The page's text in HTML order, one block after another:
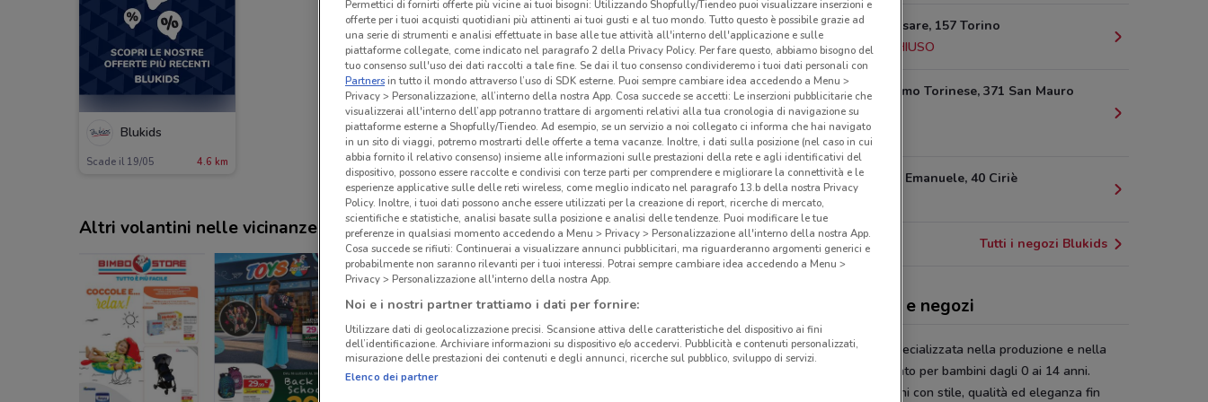
Blukids
Scade il 19/05 4.6 km
Altri volantini nelle vicinanze
Corso G. Cesare, 157 Torino
14.1 km
CHIUSO
Strada Settimo Torinese, 371 San Mauro
Torinese
18.3 km
Via Vittorio Emanuele, 40 Ciriè
Tutti i negozi Blukids
Blukids, offerte e negozi
Blukidsè l’azienda specializzata nella produzione e nella
vendita di abbigliamento per bambini dagli 0 ai 14 anni.
veste i bambini con stile, qualità ed eleganza fin
Permettici di fornirti offerte più vicine ai tuoi bisogni: Utilizzando Shopfully/Tiendeo puoi visualizzare inserzioni e
offerte per i tuoi acquisti quotidiani più attinenti ai tuoi gusti e al tuo mondo. Tutto questo è possibile grazie ad
una serie di strumenti e analisi effettuate in base alle tue attività all'interno dell'applicazione e sulle
piattaforme collegate, come indicato nel paragrafo 2 della Privacy Policy. Per fare questo, abbiamo bisogno del
tuo consenso sull'uso dei dati raccolti a tale fine. Se dai il tuo consenso condivideremo i tuoi dati personali con
Partnersin tutto il mondo attraverso l’uso di SDK esterne. Puoi sempre cambiare idea accedendo a Menu >
Privacy > Personalizzazione, all’interno della nostra App. Cosa succede se accetti: Le inserzioni pubblicitarie che
visualizzerai all'interno dell’app potranno trattare di argomenti relativi alla tua cronologia di navigazione su
piattaforme esterne a Shopfully/Tiendeo. Ad esempio, se un servizio a noi collegato ci informa che hai navigato
in un sito di viaggi, potremo mostrarti delle offerte a tema vacanze. Inoltre, i dati sulla posizione (nel caso in cui
abbia fornito il relativo consenso) insieme alle informazioni sulle prestazioni della rete e agli identificativi del
dispositivo, possono essere raccolte e condivisi con terze parti per comprendere e migliorare la connettività e le
esperienze applicative sulle delle reti wireless, come meglio indicato nel paragrafo 13.b della nostra Privacy
Policy. Inoltre, i tuoi dati possono anche essere utilizzati per la creazione di report, ricerche di mercato,
scientifiche e statistiche, analisi basate sulla posizione e analisi delle tendenze. Puoi modificare le tue
preferenze in qualsiasi momento accedendo a Menu > Privacy > Personalizzazione all'interno della nostra App.
Cosa succede se rifiuti: Continuerai a visualizzare annunci pubblicitari, ma riguarderanno argomenti generici e
probabilmente non saranno rilevanti per i tuoi interessi. Potrai sempre cambiare idea accedendo a Menu >
Privacy > Personalizzazione all'interno della nostra App.
Noi e i nostri partner trattiamo i dati per fornire:
Utilizzare dati di geolocalizzazione precisi. Scansione attiva delle caratteristiche del dispositivo ai fini
dell’identificazione. Archiviare informazioni su dispositivo e/o accedervi. Pubblicità e contenuti personalizzati,
misurazione delle prestazioni dei contenuti e degli annunci, ricerche sul pubblico, sviluppo di servizi.
Elenco dei partner